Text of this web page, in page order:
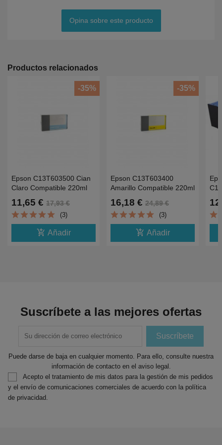
Opina sobre este producto
Productos relacionados
Epson C13T603500 Cian
Claro Compatible 220ml
Pro7800,7880,9800,9880
11,65 € 17,93 €
(3)
add_shopping_cart Añadir
-35%
Epson C13T603400
Amarillo Compatible 220ml
Pro7800,7880,9800,9880
16,18 € 24,89 €
(3)
add_shopping_cart Añadir
-35%
80K
Suscríbete a las mejores ofertas
Puede darse de baja en cualquier momento. Para ello, consulte nuestra
información de contacto en el aviso legal.
Acepto el tratamiento de mis datos para la gestión de mis pedidos
y el envío de comunicaciones comerciales de acuerdo con la política
de privacidad.